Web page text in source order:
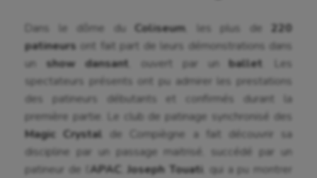
Dans le dôme du Coliseum , les plus de
220
patineurs ont fait part de leurs démonstrations dans
un show dansant , ouvert par un ballet . Les
spectateurs présents ont pu admirer les prestations
des patineurs débutants et confirmés durant la
première partie. Le club de patinage synchronisé des
Magic Crystal de Compiègne a fait découvrir sa
discipline par un passage maitrisé, succédé par un
patineur de l’ APAC Joseph Touati , qui a pu montrer